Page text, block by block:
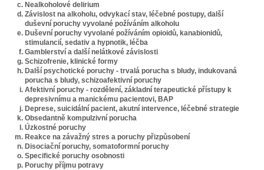
Nealkoholové delirium
Závislost na alkoholu, odvykací stav, léčebné postupy, další
duševní poruchy vyvolané požíváním alkoholu
Duševní poruchy vyvolané požíváním opioidů, kanabionidů,
stimulancií, sedativ a hypnotik, léčba
Gamblerství a další nelátkové závislosti
Schizofrenie, klinické formy
Další psychotické poruchy - trvalá porucha s bludy, indukovaná
porucha s bludy, schizoafektivní poruchy
Afektivní poruchy - rozdělení, základní terapeutické přístupy k
depresivnímu a manickému pacientovi, BAP
Deprese, suicidální pacient, akutní intervence, léčebné strategie
Obsedantně kompulzivní porucha
Úzkostné poruchy
Reakce na závažný stres a poruchy přizpůsobení
Disociační poruchy, somatoformní poruchy
Specifické poruchy osobnosti
Poruchy příjmu potravy